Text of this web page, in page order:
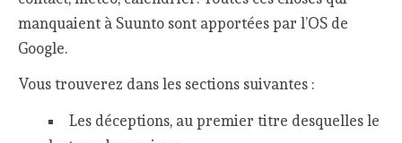
manquaient à Suunto sont apportées par l’OS de
Google.
Vous trouverez dans les sections suivantes :
Les déceptions, au premier titre desquelles le